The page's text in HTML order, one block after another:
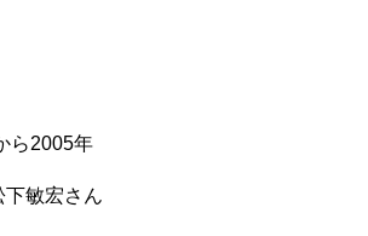
ら2005年
下敏宏さん